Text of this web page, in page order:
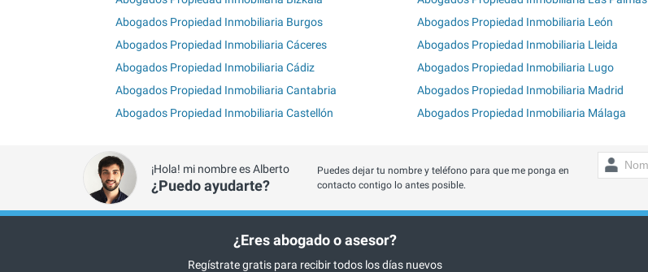
Abogados Propiedad Inmobiliaria Burgos
Abogados Propiedad Inmobiliaria Cáceres
Abogados Propiedad Inmobiliaria Cádiz
Abogados Propiedad Inmobiliaria Cantabria
Abogados Propiedad Inmobiliaria Castellón
Abogados Propiedad Inmobiliaria León
Abogados Propiedad Inmobiliaria Lleida
Abogados Propiedad Inmobiliaria Lugo
Abogados Propiedad Inmobiliaria Madrid
Abogados Propiedad Inmobiliaria Málaga
¡Hola! mi nombre es Alberto
¿Puedo ayudarte?
Puedes dejar tu nombre y teléfono para que me ponga en
contacto contigo lo antes posible.
¿Eres abogado o asesor?
Regístrate gratis para recibir todos los días nuevos